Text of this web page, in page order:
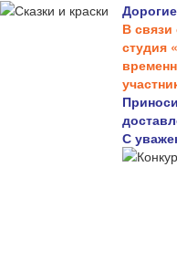
В связи
студия
С